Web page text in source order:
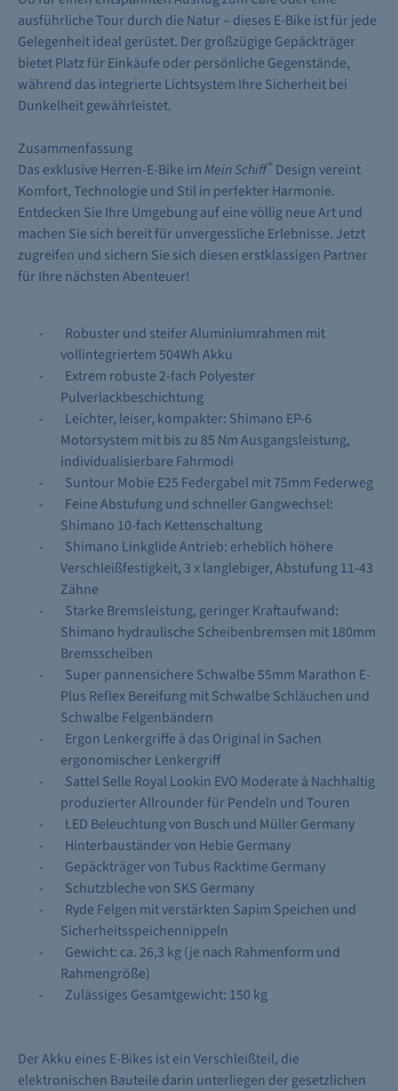
ausführliche Tour durch die Natur – dieses E-Bike ist für jede
Gelegenheit ideal gerüstet. Der großzügige Gepäckträger
bietet Platz für Einkäufe oder persönliche Gegenstände,
während das integrierte Lichtsystem Ihre Sicherheit bei
Dunkelheit gewährleistet.
Zusammenfassung
Das exklusive Herren-E-Bike im Mein Schiff® Design vereint
Komfort, Technologie und Stil in perfekter Harmonie.
Entdecken Sie Ihre Umgebung auf eine völlig neue Art und
machen Sie sich bereit für unvergessliche Erlebnisse. Jetzt
zugreifen und sichern Sie sich diesen erstklassigen Partner
für Ihre nächsten Abenteuer!
-
Robuster und steifer Aluminiumrahmen mit
vollintegriertem 504Wh Akku
-
Extrem robuste 2-fach Polyester
Pulverlackbeschichtung
-
Leichter, leiser, kompakter: Shimano EP-6
Motorsystem mit bis zu 85 Nm Ausgangsleistung,
individualisierbare Fahrmodi
-
Suntour Mobie E25 Federgabel mit 75mm Federweg
-
Feine Abstufung und schneller Gangwechsel:
Shimano 10-fach Kettenschaltung
-
Shimano Linkglide Antrieb: erheblich höhere
Verschleißfestigkeit, 3 x langlebiger, Abstufung 11-43
Zähne
-
Starke Bremsleistung, geringer Kraftaufwand:
Shimano hydraulische Scheibenbremsen mit 180mm
Bremsscheiben
-
Super pannensichere Schwalbe 55mm Marathon E-
Plus Reflex Bereifung mit Schwalbe Schläuchen und
Schwalbe Felgenbändern
-
Ergon Lenkergriffe à das Original in Sachen
ergonomischer Lenkergriff
-
Sattel Selle Royal Lookin EVO Moderate à Nachhaltig
produzierter Allrounder für Pendeln und Touren
-
LED Beleuchtung von Busch und Müller Germany
-
Hinterbauständer von Hebie Germany
-
Gepäckträger von Tubus Racktime Germany
-
Schutzbleche von SKS Germany
-
Ryde Felgen mit verstärkten Sapim Speichen und
Sicherheitsspeichennippeln
-
Gewicht: ca. 26,3 kg (je nach Rahmenform und
Rahmengröße)
-
Zulässiges Gesamtgewicht: 150 kg
Der Akku eines E-Bikes ist ein Verschleißteil, die
elektronischen Bauteile darin unterliegen der gesetzlichen